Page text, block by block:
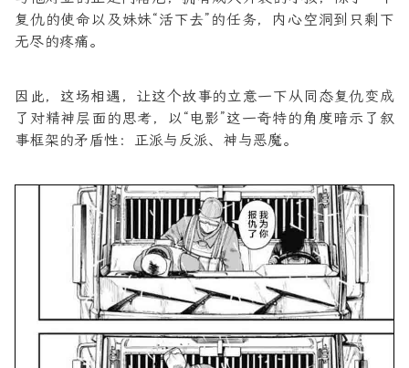
复仇的使命以及妹妹“活下去”的任务，内心空洞到只剩下
无尽的疼痛。
因此，这场相遇，让这个故事的立意一下从同态复仇变成
了对精神层面的思考，以“电影”这一奇特的角度暗示了叙
事框架的矛盾性：正派与反派、神与恶魔。